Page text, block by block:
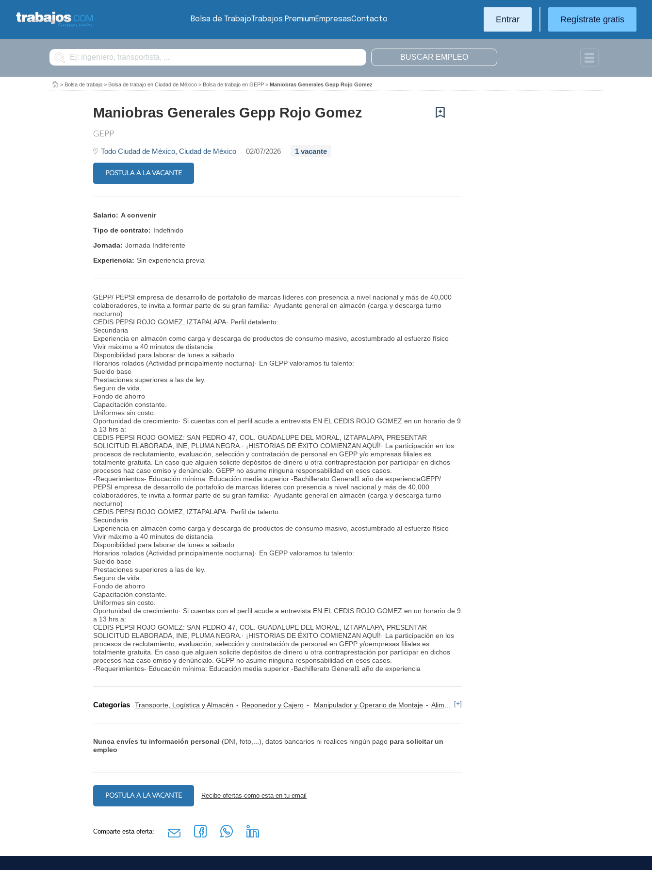
Bolsa de TrabajoTrabajos PremiumEmpresasContacto Entrar Regístrate gratis
Buscar
> Bolsa de trabajo > Bolsa de trabajo en Ciudad de México > Bolsa de trabajo en GEPP > Maniobras Generales Gepp Rojo Gomez
Maniobras Generales Gepp Rojo Gomez
GEPP
Todo Ciudad de México, Ciudad de México 02/07/2026 1 vacante
POSTULA A LA VACANTE
Salario: A convenir
Tipo de contrato: Indefinido
Jornada: Jornada Indiferente
Experiencia: Sin experiencia previa
GEPP/ PEPSI empresa de desarrollo de portafolio de marcas líderes con presencia a nivel nacional y más de 40,000
colaboradores, te invita a formar parte de su gran familia:· Ayudante general en almacén (carga y descarga turno
nocturno)
CEDIS PEPSI ROJO GOMEZ, IZTAPALAPA· Perfil detalento:
Secundaria
Experiencia en almacén como carga y descarga de productos de consumo masivo, acostumbrado al esfuerzo físico
Vivir máximo a 40 minutos de distancia
Disponibilidad para laborar de lunes a sábado
Horarios rolados (Actividad principalmente nocturna)· En GEPP valoramos tu talento:
Sueldo base
Prestaciones superiores a las de ley.
Seguro de vida.
Fondo de ahorro
Capacitación constante.
Uniformes sin costo.
Oportunidad de crecimiento· Si cuentas con el perfil acude a entrevista EN EL CEDIS ROJO GOMEZ en un horario de 9
a 13 hrs a:
CEDIS PEPSI ROJO GOMEZ: SAN PEDRO 47, COL. GUADALUPE DEL MORAL, IZTAPALAPA, PRESENTAR
SOLICITUD ELABORADA, INE, PLUMA NEGRA.· ¡HISTORIAS DE ÉXITO COMIENZAN AQUÍ!· La participación en los
procesos de reclutamiento, evaluación, selección y contratación de personal en GEPP y/o empresas filiales es
totalmente gratuita. En caso que alguien solicite depósitos de dinero u otra contraprestación por participar en dichos
procesos haz caso omiso y denúncialo. GEPP no asume ninguna responsabilidad en esos casos.
-Requerimientos- Educación mínima: Educación media superior -Bachillerato General1 año de experienciaGEPP/
PEPSI empresa de desarrollo de portafolio de marcas líderes con presencia a nivel nacional y más de 40,000
colaboradores, te invita a formar parte de su gran familia:· Ayudante general en almacén (carga y descarga turno
nocturno)
CEDIS PEPSI ROJO GOMEZ, IZTAPALAPA· Perfil de talento:
Secundaria
Experiencia en almacén como carga y descarga de productos de consumo masivo, acostumbrado al esfuerzo físico
Vivir máximo a 40 minutos de distancia
Disponibilidad para laborar de lunes a sábado
Horarios rolados (Actividad principalmente nocturna)· En GEPP valoramos tu talento:
Sueldo base
Prestaciones superiores a las de ley.
Seguro de vida.
Fondo de ahorro
Capacitación constante.
Uniformes sin costo.
Oportunidad de crecimiento· Si cuentas con el perfil acude a entrevista EN EL CEDIS ROJO GOMEZ en un horario de 9
a 13 hrs a:
CEDIS PEPSI ROJO GOMEZ: SAN PEDRO 47, COL. GUADALUPE DEL MORAL, IZTAPALAPA, PRESENTAR
SOLICITUD ELABORADA, INE, PLUMA NEGRA.· ¡HISTORIAS DE ÉXITO COMIENZAN AQUÍ!· La participación en los
procesos de reclutamiento, evaluación, selección y contratación de personal en GEPP y/oempresas filiales es
totalmente gratuita. En caso que alguien solicite depósitos de dinero u otra contraprestación por participar en dichos
procesos haz caso omiso y denúncialo. GEPP no asume ninguna responsabilidad en esos casos.
-Requerimientos- Educación mínima: Educación media superior -Bachillerato General1 año de experiencia
Categorías Transporte, Logística y Almacén Reponedor y Cajero Manipulador y Operario de Montaje Alimentos / Bebidas / Tabaco [+]
Nunca envíes tu información personal (DNI, foto,...), datos bancarios ni realices ningún pago para solicitar un
empleo
POSTULA A LA VACANTE Recibe ofertas como esta en tu email
Comparte esta oferta: